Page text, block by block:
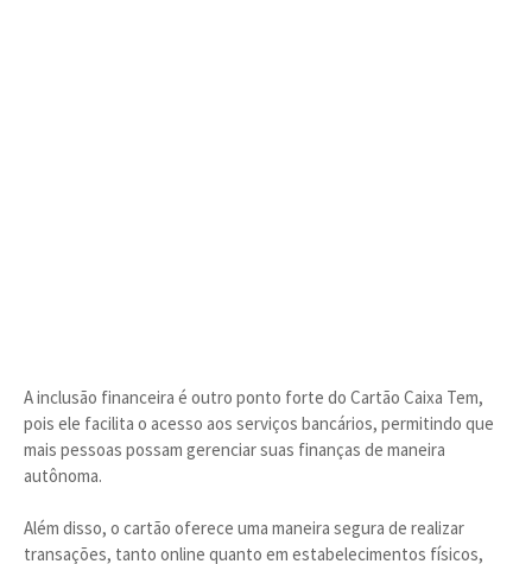
A inclusão financeira é outro ponto forte do Cartão Caixa Tem,
pois ele facilita o acesso aos serviços bancários, permitindo que
mais pessoas possam gerenciar suas finanças de maneira
autônoma.
Além disso, o cartão oferece uma maneira segura de realizar
transações, tanto online quanto em estabelecimentos físicos,